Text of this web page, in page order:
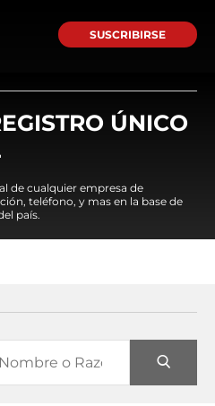
SUSCRIBIRSE
ÚNICO
de cualquier empresa de
teléfono, y mas en la base de
país.